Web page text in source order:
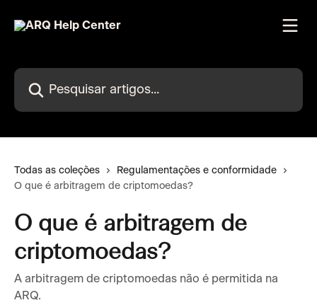
Pesquisar artigos...
Todas as coleções
Regulamentações e conformidade
O que é arbitragem de criptomoedas?
O que é arbitragem de
criptomoedas?
A arbitragem de criptomoedas não é permitida na
ARQ.